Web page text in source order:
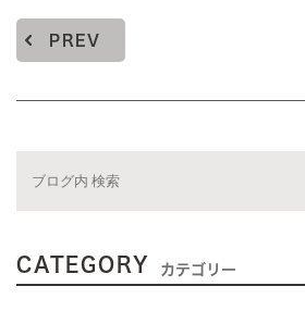
PREV
CATEGORY カテゴリー